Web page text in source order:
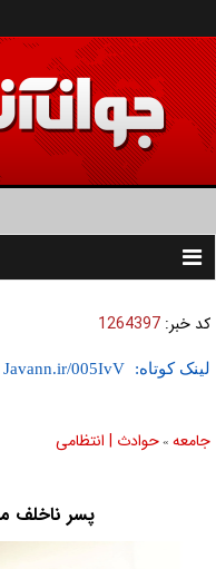
Toggle
کد خبر: 1264397
لینک کوتاه:
جامعه » حوادث | انتظامی
پسر ناخلف